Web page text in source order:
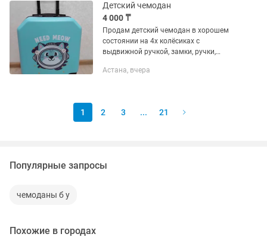
Детский чемодан
4 000 ₸
Продам детский чемодан в хорошем
состоянии на 4х колёсиках с
выдвижной ручкой, замки, ручки,
состоянии.
Астана, вчера
1 2 3 ... 21
Популярные запросы
чемоданы б у
Похожие в городах